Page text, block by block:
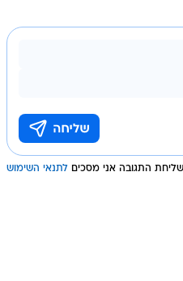
התגובה אני מסכים לתנאי השימוש